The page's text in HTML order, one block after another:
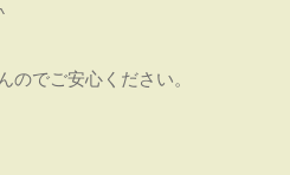
のでご安心ください。